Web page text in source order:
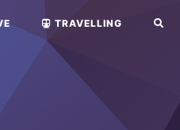
TRAVELLING